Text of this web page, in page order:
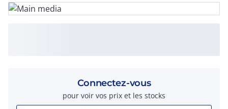
Connectez-vous
pour voir vos prix et les stocks